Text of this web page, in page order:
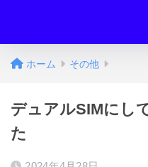
ホーム その他
デュアルSIMにし
た